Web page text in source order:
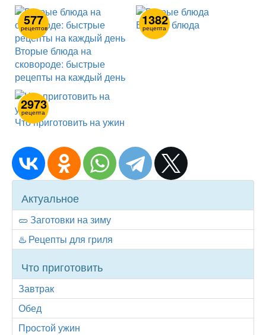
577
рецептов
Вторые блюда на
сковороде: быстрые
рецепты на каждый день
1382
рецепта
Вторые блюда
2973
рецепта
Что приготовить на ужин
navigator
Актуальное
🥒 Заготовки на зиму
♨️ Рецепты для гриля
Что приготовить
Завтрак
Обед
Простой ужин